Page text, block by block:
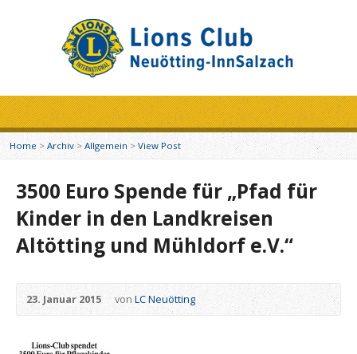
Home > Archiv>Allgemein > View Post
3500 Euro Spende für „Pfad für
Kinder in den Landkreisen
Altötting und Mühldorf e.V.“
23. Januar 2015 von LC Neuötting